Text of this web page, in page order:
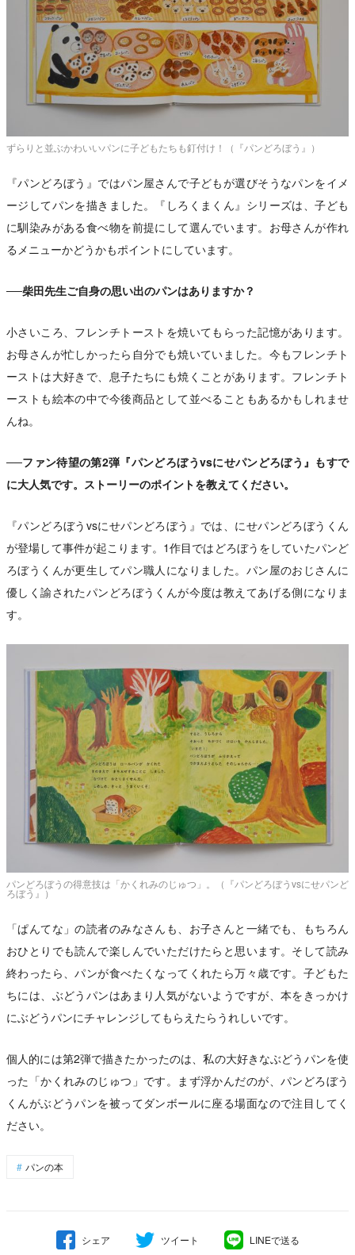
ずらりと並ぶかわいいパンに子どもたちも釘付け！（『パンどろぼう』）
『パンどろぼう』ではパン屋さんで子どもが選びそうなパンをイメ
ージしてパンを描きました。『しろくまくん』シリーズは、子ども
に馴染みがある食べ物を前提にして選んでいます。お母さんが作れ
るメニューかどうかもポイントにしています。
──柴田先生ご自身の思い出のパンはありますか？
小さいころ、フレンチトーストを焼いてもらった記憶があります。
お母さんが忙しかったら自分でも焼いていました。今もフレンチト
ーストは大好きで、息子たちにも焼くことがあります。フレンチト
ーストも絵本の中で今後商品として並べることもあるかもしれませ
んね。
──ファン待望の第2弾『パンどろぼうvsにせパンどろぼう』もすで
に大人気です。ストーリーのポイントを教えてください。
『パンどろぼうvsにせパンどろぼう』では、にせパンどろぼうくん
が登場して事件が起こります。1作目ではどろぼうをしていたパンど
ろぼうくんが更生してパン職人になりました。パン屋のおじさんに
優しく諭されたパンどろぼうくんが今度は教えてあげる側になりま
す。
パンどろぼうの得意技は「かくれみのじゅつ」。（『パンどろぼうvsにせパンど
ろぼう』）
「ぱんてな」の読者のみなさんも、お子さんと一緒でも、もちろん
おひとりでも読んで楽しんでいただけたらと思います。そして読み
終わったら、パンが食べたくなってくれたら万々歳です。子どもた
ちには、ぶどうパンはあまり人気がないようですが、本をきっかけ
にぶどうパンにチャレンジしてもらえたらうれしいです。
個人的には第2弾で描きたかったのは、私の大好きなぶどうパンを使
った「かくれみのじゅつ」です。まず浮かんだのが、パンどろぼう
くんがぶどうパンを被ってダンボールに座る場面なので注目してく
ださい。
パンの本
シェア ツイート LINEで送る